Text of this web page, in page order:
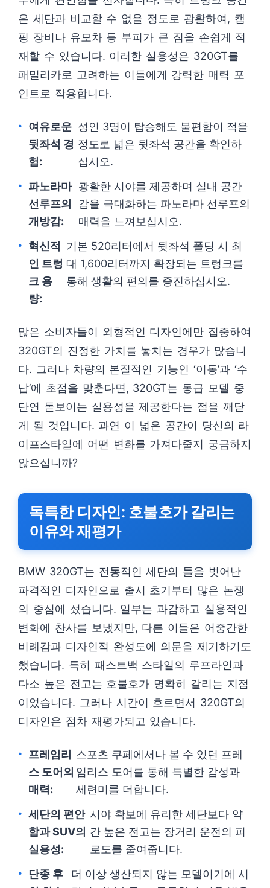
은 세단과 비교할 수 없을 정도로 광활하여, 캠
핑 장비나 유모차 등 부피가 큰 짐을 손쉽게 적
재할 수 있습니다. 이러한 실용성은 320GT를
패밀리카로 고려하는 이들에게 강력한 매력 포
인트로 작용합니다.
여유로운
뒷좌석 경
험:
성인 3명이 탑승해도 불편함이 적을
정도로 넓은 뒷좌석 공간을 확인하
십시오.
파노라마
선루프의
개방감:
광활한 시야를 제공하며 실내 공간
감을 극대화하는 파노라마 선루프의
매력을 느껴보십시오.
혁신적
인 트렁
크 용
량:
기본 520리터에서 뒷좌석 폴딩 시 최
대 1,600리터까지 확장되는 트렁크를
통해 생활의 편의를 증진하십시오.
많은 소비자들이 외형적인 디자인에만 집중하여
320GT의 진정한 가치를 놓치는 경우가 많습니
다. 그러나 차량의 본질적인 기능인 ‘이동’과 ‘수
납’에 초점을 맞춘다면, 320GT는 동급 모델 중
단연 돋보이는 실용성을 제공한다는 점을 깨닫
게 될 것입니다. 과연 이 넓은 공간이 당신의 라
이프스타일에 어떤 변화를 가져다줄지 궁금하지
않으십니까?
독특한 디자인: 호불호가 갈리는
이유와 재평가
BMW 320GT는 전통적인 세단의 틀을 벗어난
파격적인 디자인으로 출시 초기부터 많은 논쟁
의 중심에 섰습니다. 일부는 과감하고 실용적인
변화에 찬사를 보냈지만, 다른 이들은 어중간한
비례감과 디자인적 완성도에 의문을 제기하기도
했습니다. 특히 패스트백 스타일의 루프라인과
다소 높은 전고는 호불호가 명확히 갈리는 지점
이었습니다. 그러나 시간이 흐르면서 320GT의
디자인은 점차 재평가되고 있습니다.
프레임리
스 도어의
매력:
스포츠 쿠페에서나 볼 수 있던 프레
임리스 도어를 통해 특별한 감성과
세련미를 더합니다.
세단의 편안
함과 SUV의
실용성:
시야 확보에 유리한 세단보다 약
간 높은 전고는 장거리 운전의 피
로도를 줄여줍니다.
단종 후
더 이상 생산되지 않는 모델이기에 시